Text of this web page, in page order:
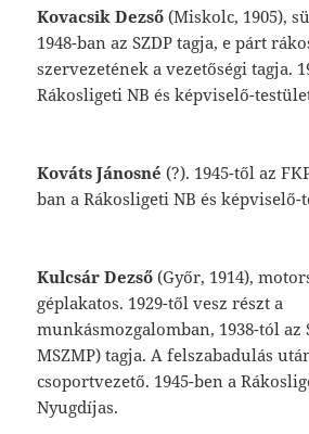
KovacsikDezső(Miskolc, 1905),
1948-banazSZDPtagja,epárt
szervezeténekavezetőségitagja.
Rákosligeti NBésképviselő-
KovátsJánosné(?). 1945-tőlaz
banaRákosligeti NBésképviselő-
KulcsárDezső (Győr, 1914),
géplakatos. 1929-tőlveszrészta
munkásmozgalomban, 1938-tólaz
MSZMP)tagja.Afelszabadulás
csoportvezető. 1945-benaRákos
Nyugdíjas.